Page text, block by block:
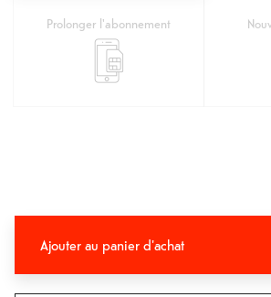
Prolonger l'abonnement
Ajouter au panier d'achat